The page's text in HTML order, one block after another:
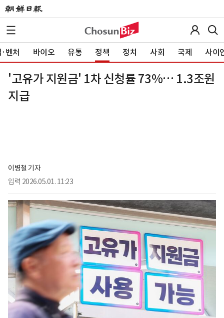
벤처 바이오 유통 정책 정치 사회 국제 사이
'고유가 지원금' 1차 신청률 73%… 1.3조원
지급
이병철 기자
입력 2026.05.01. 11:23